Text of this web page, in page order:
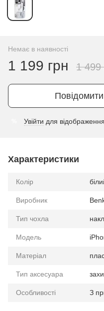
Немає в наявності
1 199 грн 1 499
Увійти для
Характеристики
Колір
Виробник
Тип чохла
Модель
Матеріал
Тип аксесуара
Особливості З